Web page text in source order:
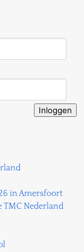
in Amersfoort
TMC Nederland